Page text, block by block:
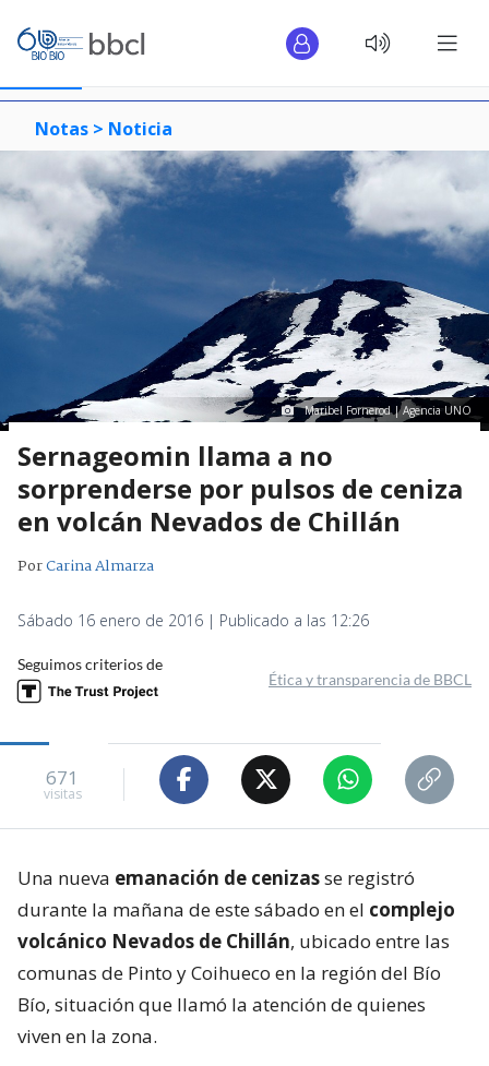
Notas > Noticia
Maribel Fornerod | Agencia UNO
Sernageomin llama a no
sorprenderse por pulsos de ceniza
en volcán Nevados de Chillán
PorCarina Almarza
Sábado 16 enero de 2016 | Publicado a las 12:26
Seguimos criterios de
Ética y transparencia de BBCL
671
visitas
Una nueva emanación de cenizasse registró
durante la mañana de este sábado en el complejo
volcánico Nevados de Chillán, ubicado entre las
comunas de Pinto y Coihueco en la región del Bío
Bío, situación que llamó la atención de quienes
viven en la zona.